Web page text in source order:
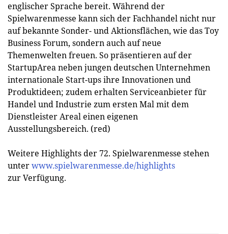
englischer Sprache bereit. Während der
Spielwarenmesse kann sich der Fachhandel nicht nur
auf bekannte Sonder- und Aktionsflächen, wie das Toy
Business Forum, sondern auch auf neue
Themenwelten freuen. So präsentieren auf der
StartupArea neben jungen deutschen Unternehmen
internationale Start-ups ihre Innovationen und
Produktideen; zudem erhalten Serviceanbieter für
Handel und Industrie zum ersten Mal mit dem
Dienstleister Areal einen eigenen
Ausstellungsbereich. (red)
Weitere Highlights der 72. Spielwarenmesse stehen
unterwww.spielwarenmesse.de/highlights
zur Verfügung.